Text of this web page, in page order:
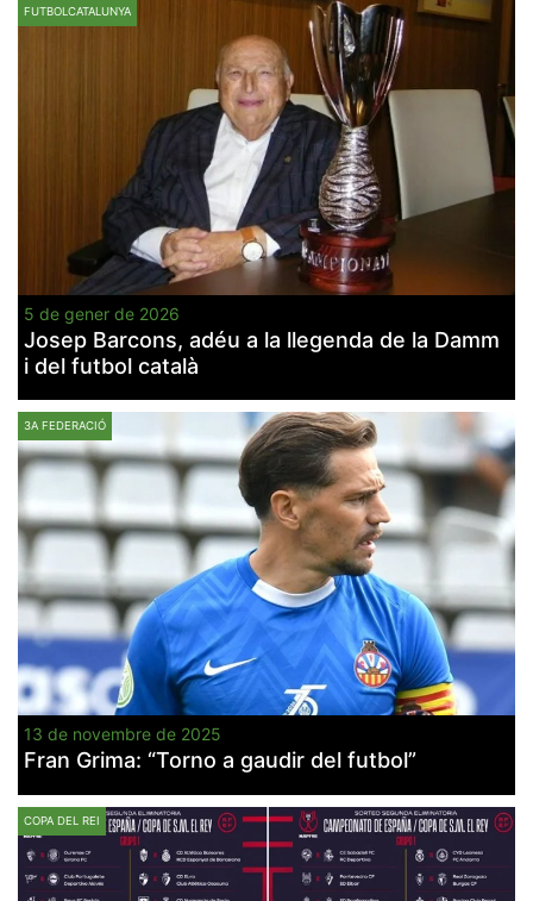
FUTBOLCATALUNYA
5 de gener de 2026
Josep Barcons, adéu a la llegenda de la Damm
i del futbol català
3A FEDERACIÓ
13 de novembre de 2025
Fran Grima: “Torno a gaudir del futbol”
COPA DEL REI